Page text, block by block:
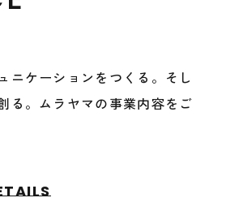
ニケーションをつくる。そし
る。ムラヤマの事業内容をご